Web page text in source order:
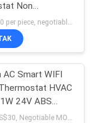
183
Non
Untuk
AC Smart WIFI
HVAC
24V ABS